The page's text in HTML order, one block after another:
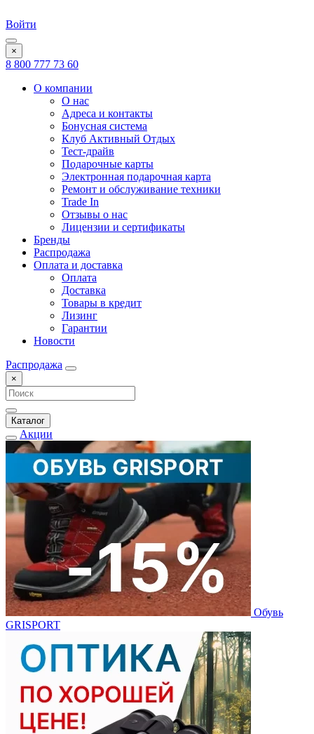
Войти
×
8 800 777 73 60
О компании
О нас
Адреса и контакты
Бонусная система
Клуб Активный Отдых
Тест-драйв
Подарочные карты
Электронная подарочная карта
Ремонт и обслуживание техники
Trade In
Отзывы о нас
Лицензии и сертификаты
Бренды
Распродажа
Оплата и доставка
Оплата
Доставка
Товары в кредит
Лизинг
Гарантии
Новости
Распродажа
×
Каталог
Акции
Обувь
GRISPORT